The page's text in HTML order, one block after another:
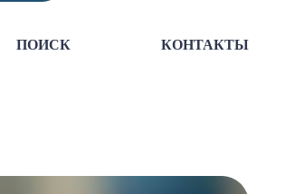
ПОИСК КОНТАКТЫ